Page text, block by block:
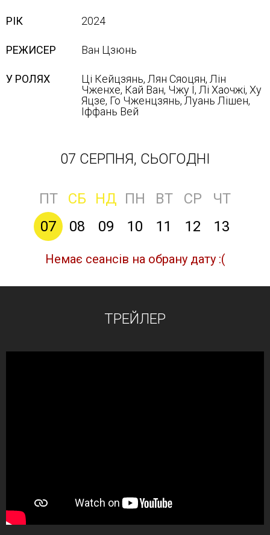
РІК 2024
РЕЖИСЕР Ван Цзюнь
У РОЛЯХ
Ці Кейцзянь, Лян Сяоцян, Лін
Чженхе, Кай Ван, Чжу І, Лі Хаочжі, Ху
Яцзе, Го Чженцзянь, Луань Лішен,
Іффань Вей
07 СЕРПНЯ, СЬОГОДНІ
ПТ СБ НД ПН ВТ СР
ЧТ
07
08 09 10 11 12 13
Немає сеансів на обрану дату :(
ТРЕЙЛЕР